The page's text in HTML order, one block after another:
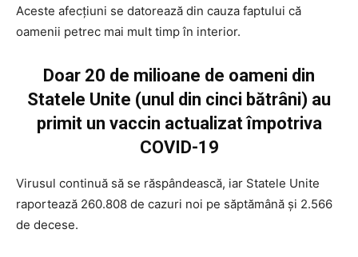
Aceste afecțiuni se datorează din cauza faptului că
oamenii petrec mai mult timp în interior.
Doar 20 de milioane de oameni din
Statele Unite (unul din cinci bătrâni) au
primit un vaccin actualizat împotriva
COVID-19
Virusul continuă să se răspândească, iar Statele Unite
raportează 260.808 de cazuri noi pe săptămână și 2.566
de decese.